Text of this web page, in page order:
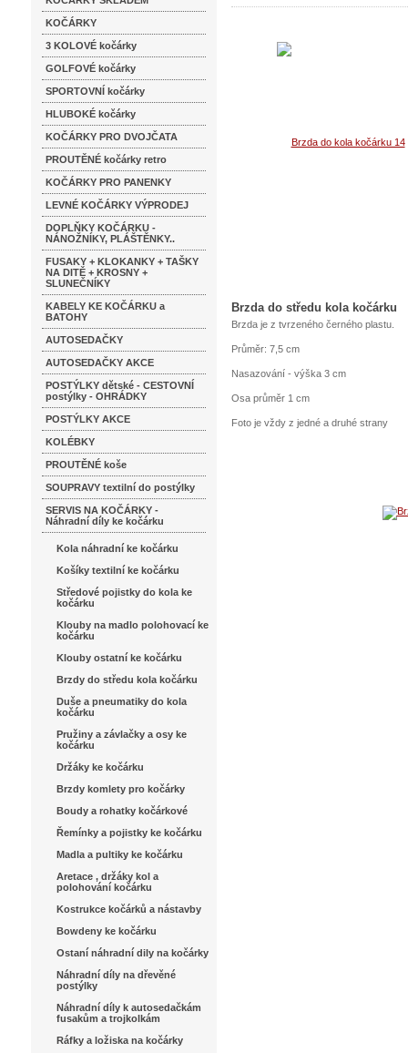
KOČÁRKY
3 KOLOVÉ kočárky
GOLFOVÉ kočárky
SPORTOVNÍ kočárky
HLUBOKÉ kočárky
KOČÁRKY PRO DVOJČATA
PROUTĚNÉ kočárky retro
KOČÁRKY PRO PANENKY
LEVNÉ KOČÁRKY VÝPRODEJ
DOPLŇKY KOČÁRKU -
NÁNOŽNÍKY, PLÁŠTĚNKY..
FUSAKY + KLOKANKY + TAŠKY
NA DITĚ + KROSNY +
SLUNEČNÍKY
KABELY KE KOČÁRKU a
BATOHY
AUTOSEDAČKY
AUTOSEDAČKY AKCE
POSTÝLKY dětské - CESTOVNÍ
postýlky - OHRÁDKY
POSTÝLKY AKCE
KOLÉBKY
PROUTĚNÉ koše
SOUPRAVY textilní do postýlky
SERVIS NA KOČÁRKY -
Náhradní díly ke kočárku
Kola náhradní ke kočárku
Košíky textilní ke kočárku
Středové pojistky do kola ke
kočárku
Klouby na madlo polohovací ke
kočárku
Klouby ostatní ke kočárku
Brzdy do středu kola kočárku
Duše a pneumatiky do kola
kočárku
Pružiny a závlačky a osy ke
kočárku
Držáky ke kočárku
Brzdy komlety pro kočárky
Boudy a rohatky kočárkové
Řemínky a pojistky ke kočárku
Madla a pultiky ke kočárku
Aretace , držáky kol a
polohování kočárku
Kostrukce kočárků a nástavby
Bowdeny ke kočárku
Ostaní náhradní dily na kočárky
Náhradní díly na dřevěné
postýlky
Náhradní díly k autosedačkám
fusakům a trojkolkám
Ráfky a ložiska na kočárky
Brzda do středu kola kočárku
Brzda je z tvrzeného černého plastu.
Průměr: 7,5 cm
Nasazování - výška 3 cm
Osa průměr 1 cm
Foto je vždy z jedné a druhé strany